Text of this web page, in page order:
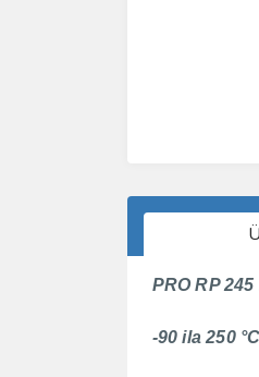
PRO RP
-90 ila 250